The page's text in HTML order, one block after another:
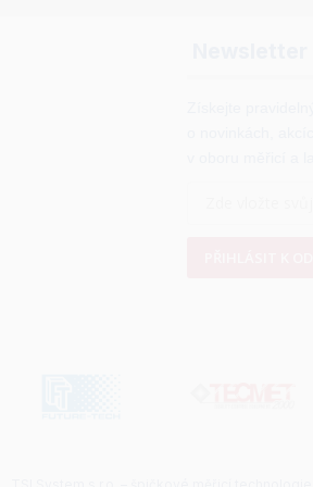
Získejte
o novinkách,
v oboru měřicí a